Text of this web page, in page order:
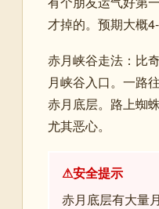
才掉的。预期大概4-
赤月峡谷走法：
月峡谷入口。一路
赤月底层。路上蜘
尤其恶心。
⚠安全提示
赤月底层有大量